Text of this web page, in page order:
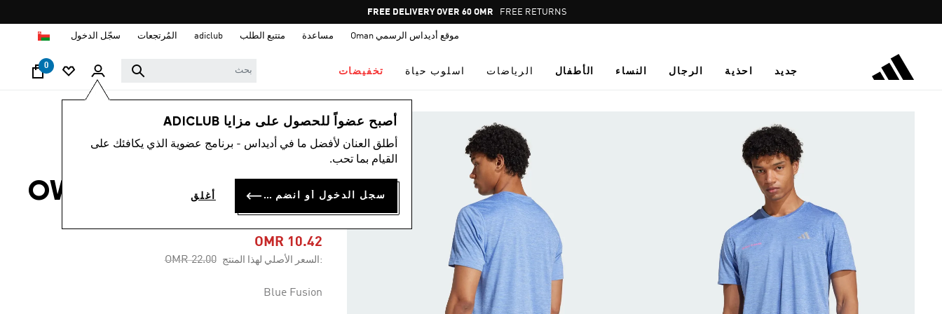
Pause
promotion
FREE DELIVERY OVER 60 OMR FREE RETURNS
موقع أديداس الرسمي Oman مساعدة متتبع الطلب adiclub المُرتجعات سجّل الدخول
جديد احذية الرجال النساء الأطفال الرياضات اسلوب حياة تخفيضات
0
أصبح عضواً للحصول على مزايا ADICLUB
أطلق العنان لأفضل ما في أديداس - برنامج عضوية الذي يكافئك على
القيام بما تحب.
سجل الدخول أو انضم الآن أغلق
الرجال ملابس
تيشيرت OWN THE RUN
MELANGE
OMR 10.42
:السعر الأصلي لهذا المنتج Price reduced from
OMR 22.00
to
Blue Fusion